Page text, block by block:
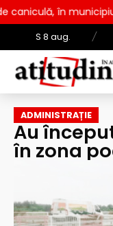
S 8 aug. /
Pitești!
ADMINISTRAȚIE
Au
în zona